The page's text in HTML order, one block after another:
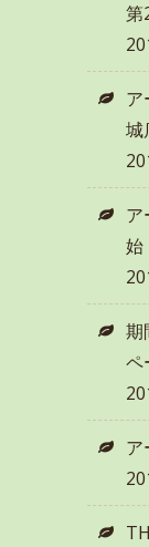
第
ア
城
始
期
ペ
ア